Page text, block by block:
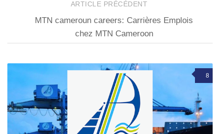
ARTICLE PRÉCÉDENT
MTN cameroun careers: Carrières Emplois
chez MTN Cameroon
8